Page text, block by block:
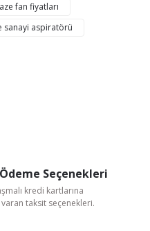
fan fiyatları
sanayi aspiratörü
Seçenekleri
kredi kartlarına
varan taksit seçenekleri.